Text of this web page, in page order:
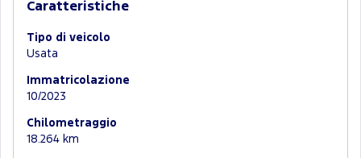
Caratteristiche
Tipo di veicolo
Usata
Immatricolazione
10/2023
Chilometraggio
18.264 km